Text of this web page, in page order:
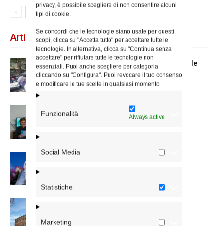
privacy, è possibile scegliere di non consentire alcuni
tipi di cookie.
Se concordi che le tecnologie siano usate per questi
scopi, clicca su "Accetta tutto" per accettare tutte le
tecnologie. In alternativa, clicca su "Continua senza
accettare" per rifiutare tutte le tecnologie non
essenziali. Puoi anche scegliere per categoria
cliccando su "Configura". Puoi revocare il tuo consenso
e modificare le tue scelte in qualsiasi momento
Funzionalità Always active
Social Media
Statistiche
Marketing
Articoli recenti
Spin Time: la dichiarazione del cardinale
vicario
Scienze Applicate, la nuova proposta
dell’Istituto Paritario Sant’Apollinare
Dal 28 al 31 agosto il pellegrinaggio